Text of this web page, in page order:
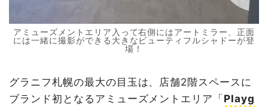
アミューズメントエリア入って右側にはアートミラー、正面
には一緒に撮影ができる大きなビューティフルシャドーが登
場！
グラニフ札幌の最大の目玉は、店舗2階スペースに
ブランド初となるアミューズメントエリア「Playg